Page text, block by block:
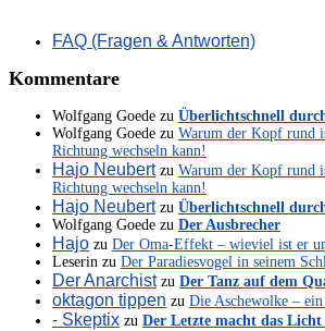
FAQ (Fragen & Antworten)
Kommentare
Wolfgang Goede zu Überlichtschnell
Wolfgang Goede zu Warum der Kopf rund
Richtung wechseln kann!
Hajo Neubertzu Warum der Kopf rund
Richtung wechseln kann!
Hajo Neubertzu Überlichtschnell
Wolfgang Goede zu Der Ausbrecher
Hajo zu Der Oma-Effekt – wieviel ist er
Leserin zu Der Paradiesvogel in seinem
Der Anarchistzu Der Tanz auf dem
oktagon tippen zu Die Aschewolke –
- Skeptix zu Der Letzte macht das Licht